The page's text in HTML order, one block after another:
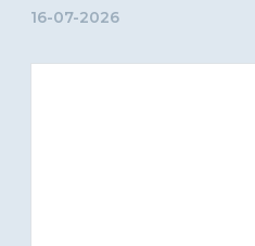
16-07-2026